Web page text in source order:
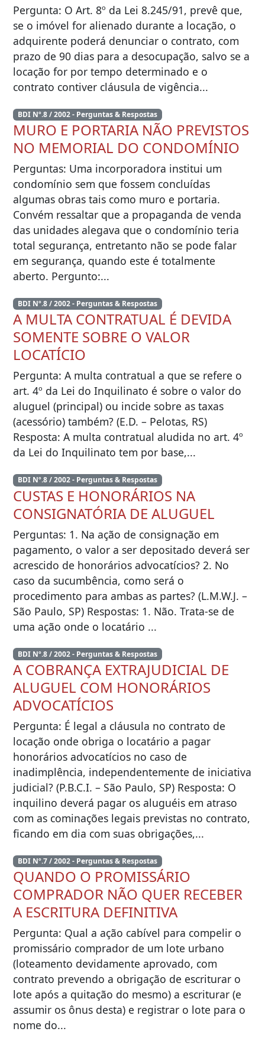
Pergunta: O Art. 8º da Lei 8.245/91, prevê que,
se o imóvel for alienado durante a locação, o
adquirente poderá denunciar o contrato, com
prazo de 90 dias para a desocupação, salvo se a
locação for por tempo determinado e o
contrato contiver cláusula de vigência...
BDI Nº.8 / 2002 - Perguntas & Respostas
MURO E PORTARIA NÃO PREVISTOS
NO MEMORIAL DO CONDOMÍNIO
Perguntas: Uma incorporadora institui um
condomínio sem que fossem concluídas
algumas obras tais como muro e portaria.
Convém ressaltar que a propaganda de venda
das unidades alegava que o condomínio teria
total segurança, entretanto não se pode falar
em segurança, quando este é totalmente
aberto. Pergunto:...
BDI Nº.8 / 2002 - Perguntas & Respostas
A MULTA CONTRATUAL É DEVIDA
SOMENTE SOBRE O VALOR
LOCATÍCIO
Pergunta: A multa contratual a que se refere o
art. 4º da Lei do Inquilinato é sobre o valor do
aluguel (principal) ou incide sobre as taxas
(acessório) também? (E.D. – Pelotas, RS)
Resposta: A multa contratual aludida no art. 4º
da Lei do Inquilinato tem por base,...
BDI Nº.8 / 2002 - Perguntas & Respostas
CUSTAS E HONORÁRIOS NA
CONSIGNATÓRIA DE ALUGUEL
Perguntas: 1. Na ação de consignação em
pagamento, o valor a ser depositado deverá ser
acrescido de honorários advocatícios? 2. No
caso da sucumbência, como será o
procedimento para ambas as partes? (L.M.W.J. –
São Paulo, SP) Respostas: 1. Não. Trata-se de
uma ação onde o locatário ...
BDI Nº.8 / 2002 - Perguntas & Respostas
A COBRANÇA EXTRAJUDICIAL DE
ALUGUEL COM HONORÁRIOS
ADVOCATÍCIOS
Pergunta: É legal a cláusula no contrato de
locação onde obriga o locatário a pagar
honorários advocatícios no caso de
inadimplência, independentemente de iniciativa
judicial? (P.B.C.I. – São Paulo, SP) Resposta: O
inquilino deverá pagar os aluguéis em atraso
com as cominações legais previstas no contrato,
ficando em dia com suas obrigações,...
BDI Nº.7 / 2002 - Perguntas & Respostas
QUANDO O PROMISSÁRIO
COMPRADOR NÃO QUER RECEBER
A ESCRITURA DEFINITIVA
Pergunta: Qual a ação cabível para compelir o
promissário comprador de um lote urbano
(loteamento devidamente aprovado, com
contrato prevendo a obrigação de escriturar o
lote após a quitação do mesmo) a escriturar (e
assumir os ônus desta) e registrar o lote para o
nome do...